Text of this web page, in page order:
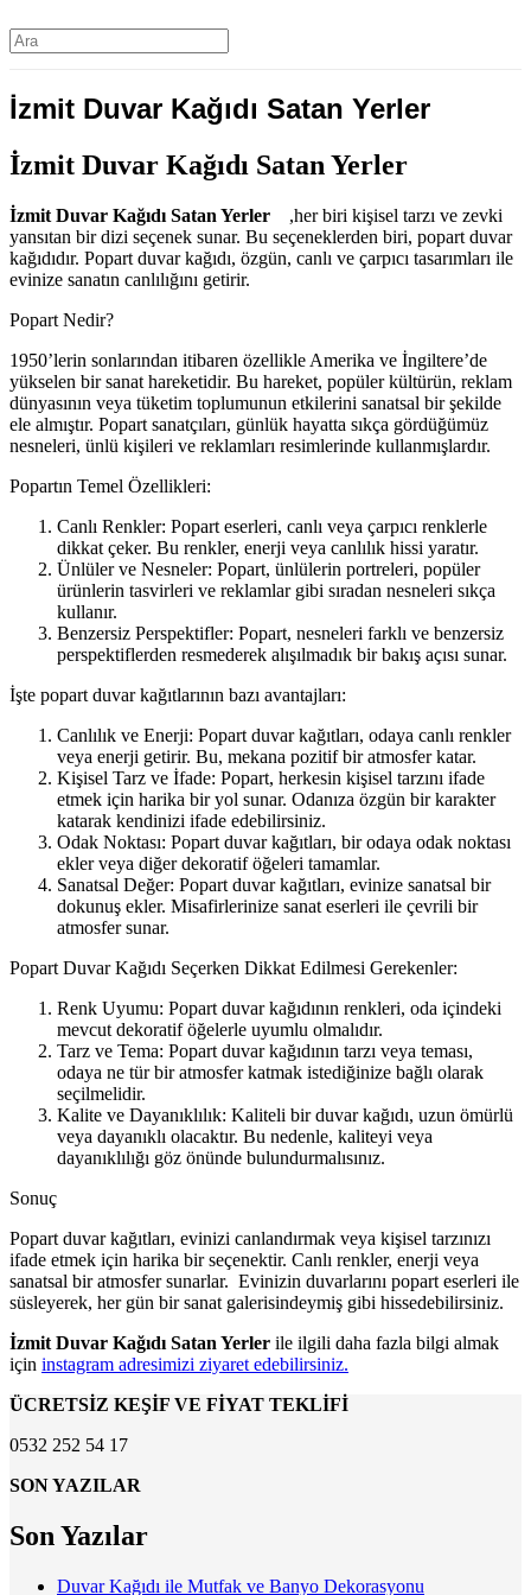
İzmit Duvar Kağıdı Satan Yerler
İzmit Duvar Kağıdı Satan Yerler
İzmit Duvar Kağıdı Satan Yerler ,her biri kişisel tarzı ve zevki
yansıtan bir dizi seçenek sunar. Bu seçeneklerden biri, popart duvar
kağıdıdır. Popart duvar kağıdı, özgün, canlı ve çarpıcı tasarımları ile
evinize sanatın canlılığını getirir.
Popart Nedir?
1950’lerin sonlarından itibaren özellikle Amerika ve İngiltere’de
yükselen bir sanat hareketidir. Bu hareket, popüler kültürün, reklam
dünyasının veya tüketim toplumunun etkilerini sanatsal bir şekilde
ele almıştır. Popart sanatçıları, günlük hayatta sıkça gördüğümüz
nesneleri, ünlü kişileri ve reklamları resimlerinde kullanmışlardır.
Popartın Temel Özellikleri:
Canlı Renkler: Popart eserleri, canlı veya çarpıcı renklerle
dikkat çeker. Bu renkler, enerji veya canlılık hissi yaratır.
Ünlüler ve Nesneler: Popart, ünlülerin portreleri, popüler
ürünlerin tasvirleri ve reklamlar gibi sıradan nesneleri sıkça
kullanır.
Benzersiz Perspektifler: Popart, nesneleri farklı ve benzersiz
perspektiflerden resmederek alışılmadık bir bakış açısı sunar.
İşte popart duvar kağıtlarının bazı avantajları:
Canlılık ve Enerji: Popart duvar kağıtları, odaya canlı renkler
veya enerji getirir. Bu, mekana pozitif bir atmosfer katar.
Kişisel Tarz ve İfade: Popart, herkesin kişisel tarzını ifade
etmek için harika bir yol sunar. Odanıza özgün bir karakter
katarak kendinizi ifade edebilirsiniz.
Odak Noktası: Popart duvar kağıtları, bir odaya odak noktası
ekler veya diğer dekoratif öğeleri tamamlar.
Sanatsal Değer: Popart duvar kağıtları, evinize sanatsal bir
dokunuş ekler. Misafirlerinize sanat eserleri ile çevrili bir
atmosfer sunar.
Popart Duvar Kağıdı Seçerken Dikkat Edilmesi Gerekenler:
Renk Uyumu: Popart duvar kağıdının renkleri, oda içindeki
mevcut dekoratif öğelerle uyumlu olmalıdır.
Tarz ve Tema: Popart duvar kağıdının tarzı veya teması,
odaya ne tür bir atmosfer katmak istediğinize bağlı olarak
seçilmelidir.
Kalite ve Dayanıklılık: Kaliteli bir duvar kağıdı, uzun ömürlü
veya dayanıklı olacaktır. Bu nedenle, kaliteyi veya
dayanıklılığı göz önünde bulundurmalısınız.
Sonuç
Popart duvar kağıtları, evinizi canlandırmak veya kişisel tarzınızı
ifade etmek için harika bir seçenektir. Canlı renkler, enerji veya
sanatsal bir atmosfer sunarlar. Evinizin duvarlarını popart eserleri ile
süsleyerek, her gün bir sanat galerisindeymiş gibi hissedebilirsiniz.
İzmit Duvar Kağıdı Satan Yerler ile ilgili daha fazla bilgi almak
için instagram adresimizi ziyaret edebilirsiniz.
ÜCRETSİZ KEŞİF VE FİYAT TEKLİFİ
0532 252 54 17
SON YAZILAR
Son Yazılar
Duvar Kağıdı ile Mutfak ve Banyo Dekorasyonu